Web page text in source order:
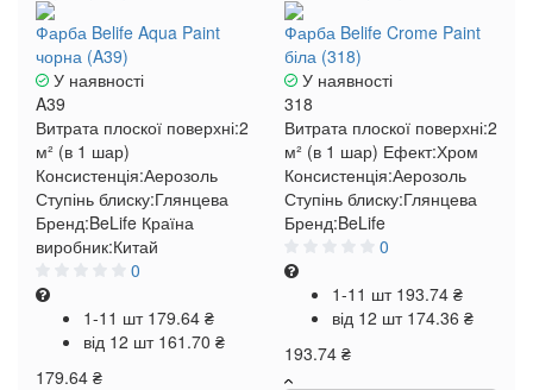
Фарба Belife Aqua Paint
чорна (A39)
У наявності
A39
Витрата плоскої поверхні:2
м² (в 1 шар)
Консистенція:Аерозоль
Ступінь блиску:Глянцева
Бренд:BeLife Країна
виробник:Китай
0
1-11 шт 179.64 ₴
від 12 шт 161.70 ₴
179.64 ₴
Фарба Belife Crome Paint
біла (318)
У наявності
318
Витрата плоскої поверхні:2
м² (в 1 шар) Ефект:Хром
Консистенція:Аерозоль
Ступінь блиску:Глянцева
Бренд:BeLife
0
1-11 шт 193.74 ₴
від 12 шт 174.36 ₴
193.74 ₴